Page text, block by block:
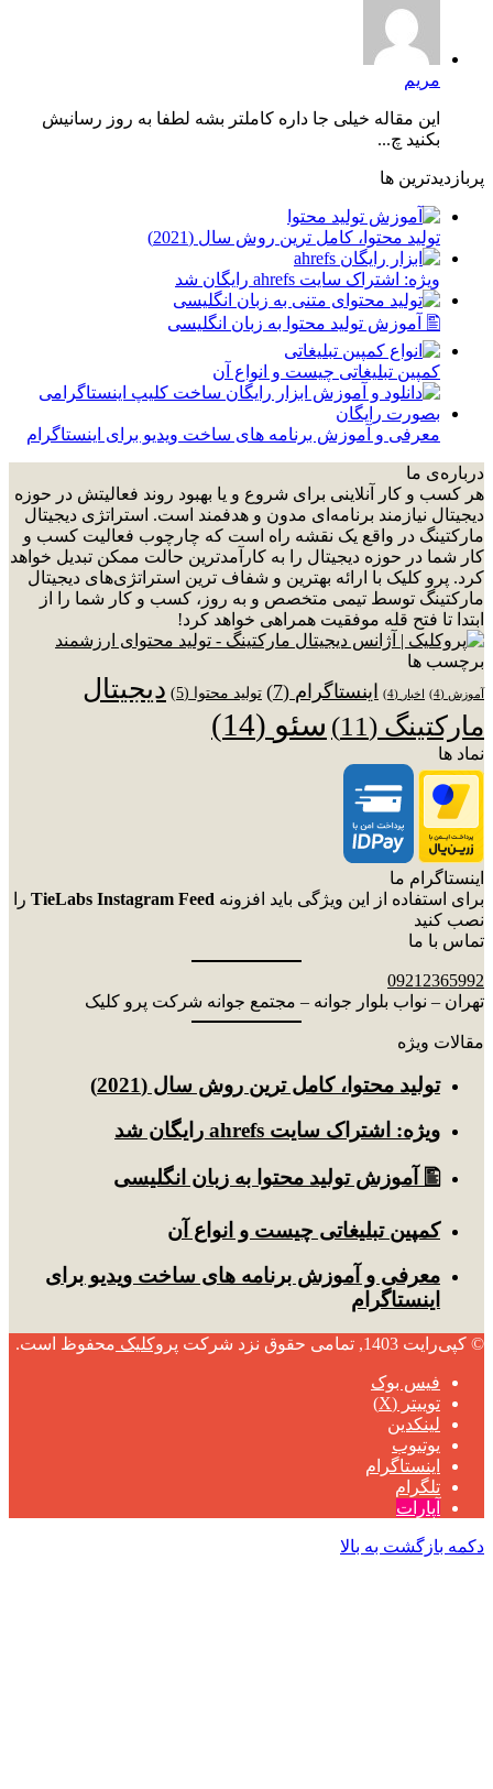
مریم
این مقاله خیلی جا داره کاملتر بشه لطفا به روز رسانیش
بکنید چ...
پربازدیدترین ها
توليد محتوا، کامل ترین روش سال (2021)
ویژه: اشتراک سایت ahrefs رایگان شد
🖺 آموزش تولید محتوا به زبان انگلیسی
کمپین تبلیغاتی چیست و انواع آن
معرفی و آموزش برنامه های ساخت ویدیو برای اینستاگرام
درباره‌ی ما
هر کسب و کار آنلاینی برای شروع و یا بهبود روند فعالیتش در حوزه
دیجیتال نیازمند برنامه‌ای مدون و هدفمند است. استراتژی دیجیتال
مارکتینگ در واقع یک نقشه راه است که چارچوب فعالیت کسب و
کار شما در حوزه دیجیتال را به کارآمدترین حالت ممکن تبدیل خواهد
کرد. پرو کلیک با ارائه بهترین و شفاف ترین استراتژی‌های دیجیتال
مارکتینگ توسط تیمی متخصص و به روز، کسب و کار شما را از
ابتدا تا فتح قله موفقیت همراهی خواهد کرد!
برچسب ها
آموزش (4) اخبار (4) اینستاگرام (7) تولید محتوا (5)
دیجیتال
مارکتینگ (11) سئو (14)
نماد ها
اینستاگرام ما
برای استفاده از این ویژگی باید افزونه TieLabs Instagram Feed را
نصب کنید
تماس با ما
09212365992
تهران – نواب بلوار جوانه – مجتمع جوانه شرکت پرو کلیک
مقالات ویژه
توليد محتوا، کامل ترین روش سال (2021)
ویژه: اشتراک سایت ahrefs رایگان شد
🖺 آموزش تولید محتوا به زبان انگلیسی
کمپین تبلیغاتی چیست و انواع آن
معرفی و آموزش برنامه های ساخت ویدیو برای
اینستاگرام
© کپی‌رایت 1403, تمامی حقوق نزد شرکت پروکلیک محفوظ است.
فیس بوک
توییتر (X)
لینکدین
یوتیوب
اینستاگرام
تلگرام
آپارات
دکمه بازگشت به بالا